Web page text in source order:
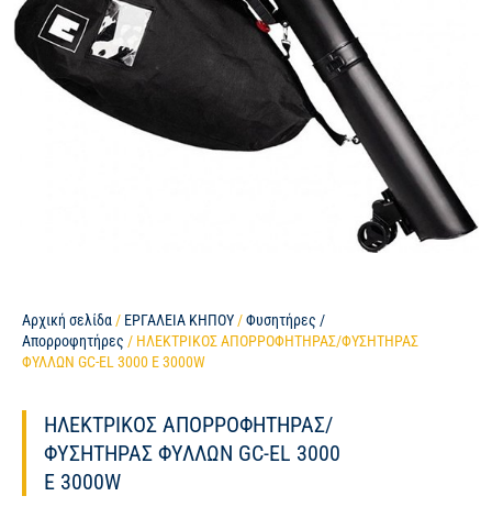
Αρχική σελίδα / ΕΡΓΑΛΕΙΑ ΚΗΠΟΥ /Φυσητήρες /
Απορροφητήρες / ΗΛΕΚΤΡΙΚΟΣ ΑΠΟΡΡΟΦΗΤΗΡΑΣ/ΦΥΣΗΤΗΡΑΣ
ΦΥΛΛΩΝ GC-EL 3000 E 3000W
ΗΛΕΚΤΡΙΚΟΣ ΑΠΟΡΡΟΦΗΤΗΡΑΣ/
ΦΥΣΗΤΗΡΑΣ ΦΥΛΛΩΝ GC-EL 3000
E 3000W